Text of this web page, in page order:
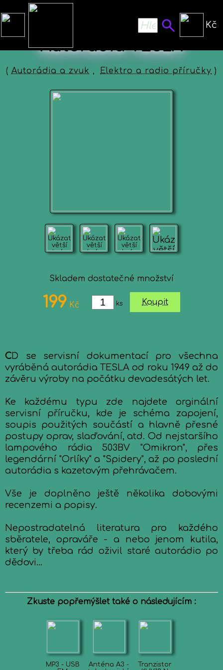
Kč
Autorádia TESLA
( Autorádia a zvuk , Elektro a radio příručky )
Skladem dostatečné množství
199 Kč ks Koupit
CD se servisní dokumentací pro všechna
vyráběná autorádia TESLA od roku 1949 až do
závěru výroby na počátku devadesátých let.
Ke každému typu zde najdete orginální
servisní příručku, kde je schéma zapojení,
soupis použitých součástí a hlavně přesné
postupy oprav, slaďování, atd. Od nejstaršího
lampového rádia 503BV "Omikron", přes
legendární "Orlíky" a "Spidery", až po poslední
autorádia s kazetovým přehrávačem.
Vše je doplněno ještě několika dobovými
recenzemi a popisy.
Nepostradatelná literatura pro každého
sběratele, opraváře - a nebo jenom kutila,
který by třeba rád oživil staré autorádio po
dědovi...
Zkuste popřemýšlet také o následujícím :
MP3 - USB
Anténa A3 -
Tranzistor